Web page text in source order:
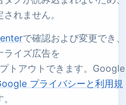
れません。
で確認および変更でき、
ライズ広告を
トアウトできます。Google
プライバシーと利用規